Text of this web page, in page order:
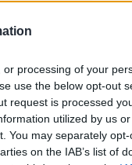
processing of your
use the below opt-out
request is processed
utilized by us
You may separately
on the IAB’s list of
Este